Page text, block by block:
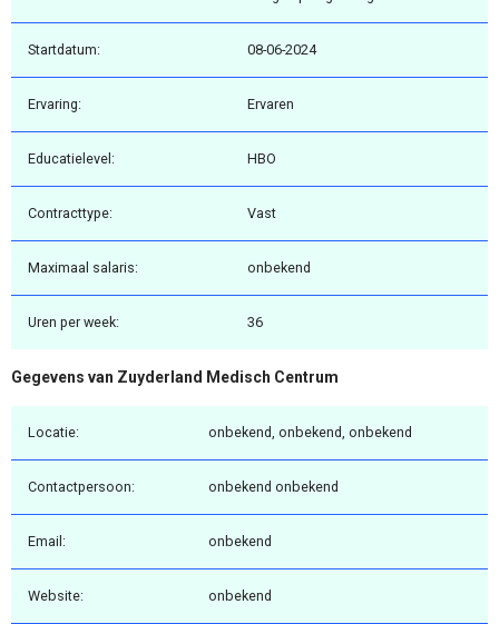
Startdatum: 08-06-2024
Ervaring: Ervaren
Educatielevel: HBO
Contracttype: Vast
Maximaal salaris: onbekend
Uren per week: 36
Gegevens van Zuyderland Medisch Centrum
Locatie: onbekend, onbekend, onbekend
Contactpersoon: onbekend onbekend
Email: onbekend
Website: onbekend